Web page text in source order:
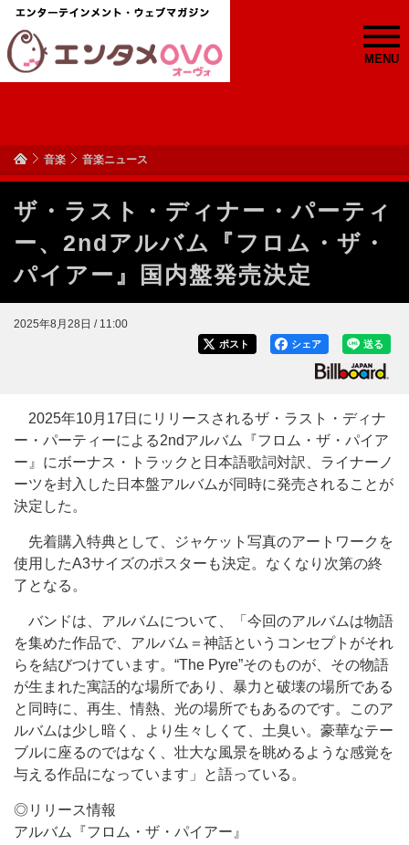
MENU
音楽 音楽ニュース
ザ・ラスト・ディナー・パーティ
ー、2ndアルバム『フロム・ザ・
パイアー』国内盤発売決定
2025年8月28日 / 11:00
送る
シェア
ポスト
2025年10月17日にリリースされるザ・ラスト・ディナ
ー・パーティーによる2ndアルバム『フロム・ザ・パイア
ー』にボーナス・トラックと日本語歌詞対訳、ライナーノ
ーツを封入した日本盤アルバムが同時に発売されることが
決定した。
先着購入特典として、ジャケット写真のアートワークを
使用したA3サイズのポスターも決定。なくなり次第の終
了となる。
バンドは、アルバムについて、「今回のアルバムは物語
を集めた作品で、アルバム＝神話というコンセプトがそれ
らを結びつけています。“The Pyre”そのものが、その物語
が生まれた寓話的な場所であり、暴力と破壊の場所である
と同時に、再生、情熱、光の場所でもあるのです。このア
ルバムは少し暗く、より生々しくて、土臭い。豪華なテー
ブルに座るのではなく、壮大な風景を眺めるような感覚を
与える作品になっています」と語っている。
◎リリース情報
アルバム『フロム・ザ・パイアー』